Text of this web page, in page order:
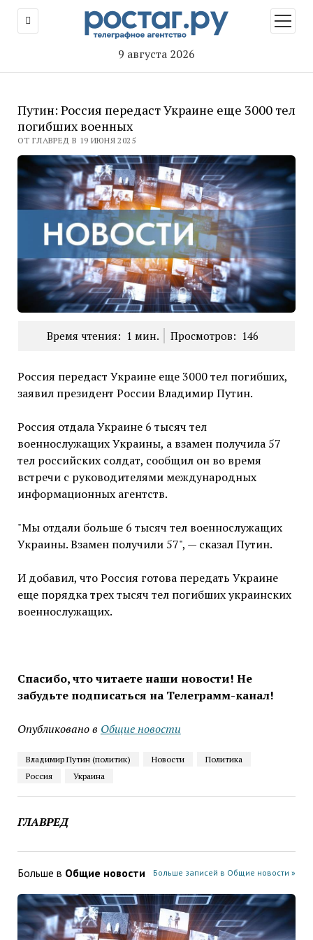
9 августа 2026
меню
Путин: Россия передаст Украине еще 3000 тел
погибших военных
ОТ ГЛАВРЕД В 19 ИЮНЯ 2025
Время чтения: 1 мин. Просмотров: 146
Россия передаст Украине еще 3000 тел погибших,
заявил президент России Владимир Путин.
Россия отдала Украине 6 тысяч тел
военнослужащих Украины, а взамен получила 57
тел российских солдат, сообщил он во время
встречи с руководителями международных
информационных агентств.
"Мы отдали больше 6 тысяч тел военнослужащих
Украины. Взамен получили 57", — сказал Путин.
И добавил, что Россия готова передать Украине
еще порядка трех тысяч тел погибших украинских
военнослужащих.
Спасибо, что читаете наши новости! Не
забудьте подписаться на Телеграмм-канал!
Опубликовано в Общие новости
Владимир Путин (политик) Новости
Политика
Россия
Украина
ГЛАВРЕД
Больше в Общие новости Больше записей в Общие новости »